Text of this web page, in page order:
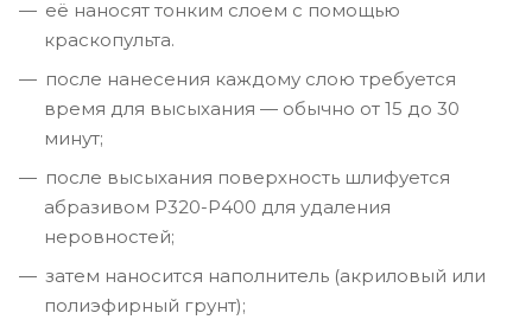
её наносят тонким слоем с помощью
краскопульта.
после нанесения каждому слою требуется
время для высыхания — обычно от 15 до 30
минут;
после высыхания поверхность шлифуется
абразивом P320-P400 для удаления
неровностей;
затем наносится наполнитель (акриловый или
полиэфирный грунт);